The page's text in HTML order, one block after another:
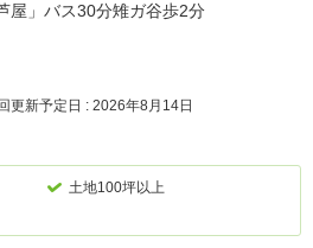
屋」バス30分雉ガ谷歩2分
更新予定日 : 2026年8月14日
土地100坪以上